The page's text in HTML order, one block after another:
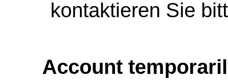
kontaktieren Sie
Account